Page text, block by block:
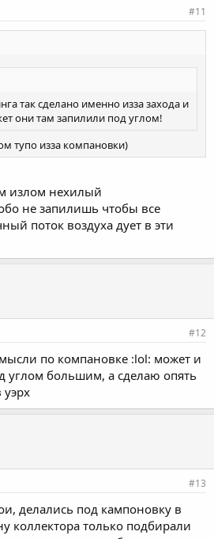
#11
так сделано именно изза захода и
они там запилили под углом!
тупо изза компановки)
излом нехилый
не запилишь чтобы все
поток воздуха дует в эти
#12
по компановке :lol: может и
углом большим, а сделаю опять
уэрх
#13
делались под кампоновку в
коллектора только подбирали